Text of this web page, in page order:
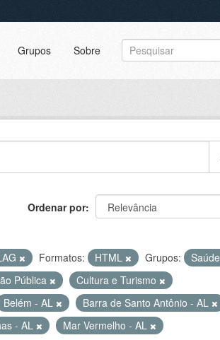
Grupos Sobre
Ordenar por
Formatos: HTML Grupos:
Saúde
Pública
Cultura e Turismo
Belém - AL
Barra de Santo Antônio - AL
- AL Mar Vermelho - AL